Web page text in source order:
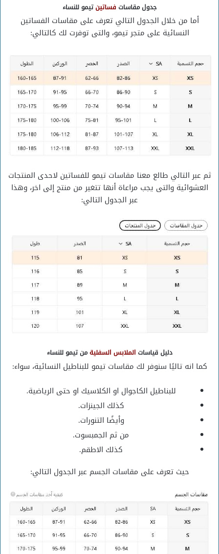
جدول مقاسات فساتينتيمو للنساء
أما من خلال الجدول التالي تعرف على مقاسات الفساتين
النسائية على متجر تيمو، والتى توفرت لك كالتالي:
ثم عبر التالي طالع معنا مقاسات تيمو للفساتين لاحدى المنتجات
العشوائية والتى يجب مراعاة أنها تتغير من منتج إلى اخر، وهذا
عبر الجدول التالي:
دليل قياسات الملابس السفليةمن تيمو للنساء
كما انه تاليًا سنوفر لك مقاسات تيمو للبناطيل النسائية، سواء:
للبناطيل الكاجوال او الكلاسيك او حتى الرياضية.
كذلك الجينزات.
وأيضًا التنورات.
من ثم الجمبسوت.
كذلك الاطقم.
حيث تعرف على مقاسات الجسم عبر الجدول التالي: